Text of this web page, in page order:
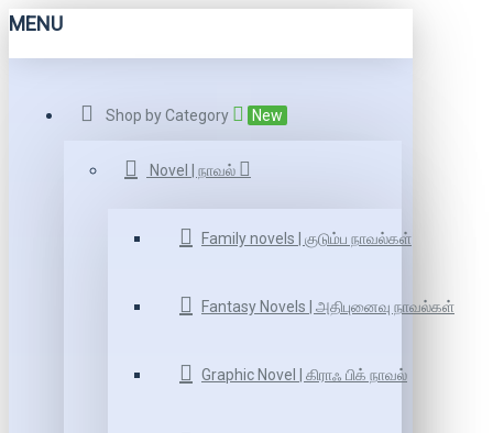
MENU
Shop by Category New
Novel | நாவல்
Family novels | குடும்ப நாவல்கள்
Fantasy Novels | அதிபுனைவு நாவல்கள்
Graphic Novel | கிராஃ பிக் நாவல்